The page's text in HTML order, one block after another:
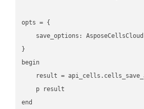
opts = {
save_options:
}
begin
result =
    p result